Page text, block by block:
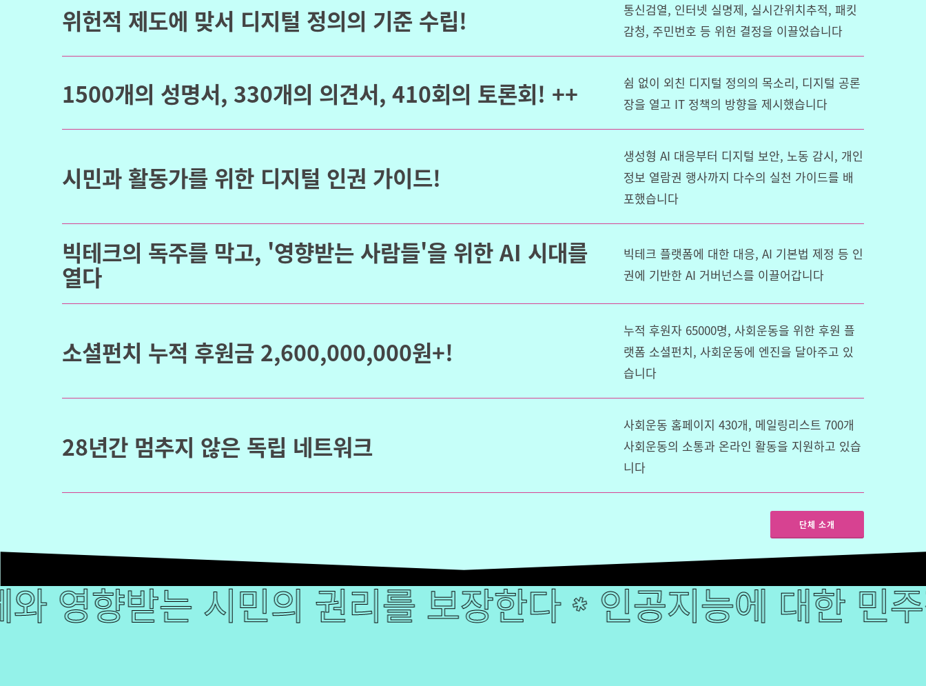
위헌적 제도에 맞서 디지털 정의의 기준 수립!
통신검열, 인터넷 실명제, 실시간위치추적, 패킷
감청, 주민번호 등 위헌 결정을 이끌었습니다
1500개의 성명서, 330개의 의견서, 410회의 토론회! ++
쉼 없이 외친 디지털 정의의 목소리, 디지털 공론
장을 열고 IT 정책의 방향을 제시했습니다
시민과 활동가를 위한 디지털 인권 가이드!
생성형 AI 대응부터 디지털 보안, 노동 감시, 개인
정보 열람권 행사까지 다수의 실천 가이드를 배
포했습니다
빅테크의 독주를 막고, '영향받는 사람들'을 위한 AI 시대를
열다
빅테크 플랫폼에 대한 대응, AI 기본법 제정 등 인
권에 기반한 AI 거버넌스를 이끌어갑니다
소셜펀치 누적 후원금 2,600,000,000원+!
누적 후원자 65000명, 사회운동을 위한 후원 플
랫폼 소셜펀치, 사회운동에 엔진을 달아주고 있
습니다
28년간 멈추지 않은 독립 네트워크
사회운동 홈페이지 430개, 메일링리스트 700개
사회운동의 소통과 온라인 활동을 지원하고 있습
니다
단체 소개
는 시민의 권리를 보장한다✱인공지능에 대한 민주적 통
향받는 시민의 권리를 보장한다✱인공지능에 대한 민주